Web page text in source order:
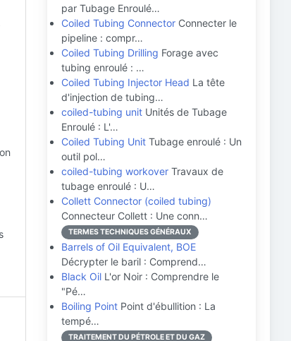
par Tubage Enroulé…
Coiled Tubing Connector Connecter le
pipeline : compr…
Coiled Tubing Drilling Forage avec
tubing enroulé : …
Coiled Tubing Injector Head La tête
d'injection de tubing…
coiled-tubing unit Unités de Tubage
Enroulé : L'…
Coiled Tubing Unit Tubage enroulé : Un
outil pol…
coiled-tubing workover Travaux de
tubage enroulé : U…
Collett Connector (coiled tubing)
Connecteur Collett : Une conn…
TERMES TECHNIQUES GÉNÉRAUX
Barrels of Oil Equivalent, BOE
Décrypter le baril : Comprend…
Black Oil L'or Noir : Comprendre le
"Pé…
Boiling Point Point d'ébullition : La
tempé…
TRAITEMENT DU PÉTROLE ET DU GAZ